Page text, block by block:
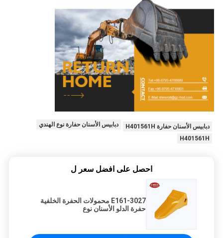
دبابيس الأسنان حفارة H401561H
دبابيس الأسنان حفارة نوع الهندي
H401561H
احصل على افضل سعر ل
E161-3027 محمولات الحفرة الخلفية
حفرة الدلو الأسنان نوع